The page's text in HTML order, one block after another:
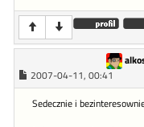
2007-04-11, 00:41
Sedecznie i